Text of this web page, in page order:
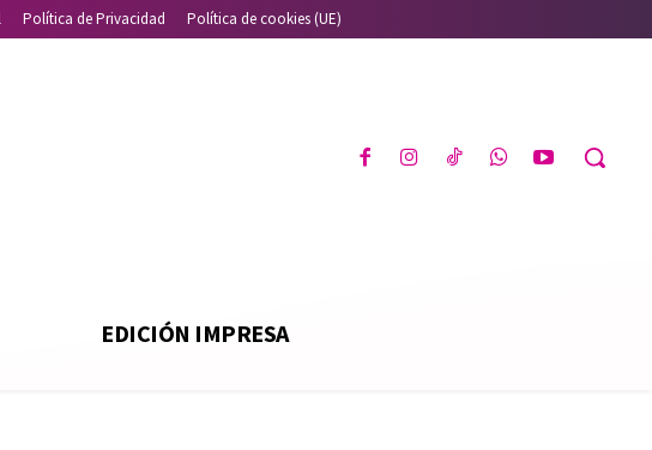
Política de Privacidad Política de cookies (UE)
EDICIÓN IMPRESA